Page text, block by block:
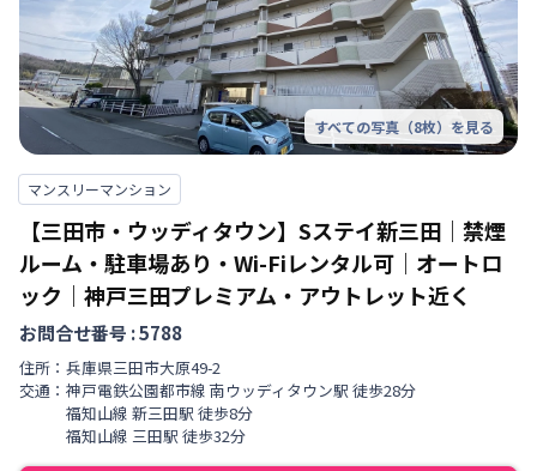
すべての写真（8枚）を見る
マンスリーマンション
【三田市・ウッディタウン】Sステイ新三田｜禁煙
ルーム・駐車場あり・Wi-Fiレンタル可｜オートロ
ック｜神戸三田プレミアム・アウトレット近く
お問合せ番号 :5788
住所： 兵庫県三田市大原49-2
交通： 神戸電鉄公園都市線 南ウッディタウン駅 徒歩28分
福知山線 新三田駅 徒歩8分
福知山線 三田駅 徒歩32分